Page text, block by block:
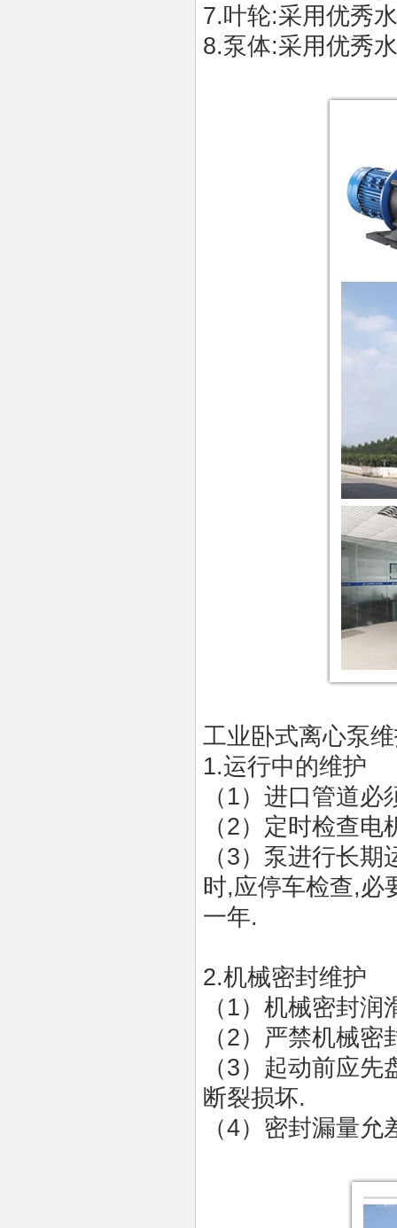
7.叶轮:采用优秀
8.泵体:采用优秀
工业卧式离心泵
1.运行中的维护
（ 1）进口管道必
（2）定时检查电
（3）泵进行长期
时,应停车检查,必
一年.
2.机械密封维护
（ 1）机械密封润
（2）严禁机械密
（3）起动前应先
断裂损坏.
（4）密封漏量允